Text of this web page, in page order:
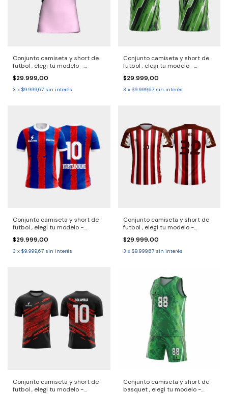
Conjunto camiseta y short de
futbol , elegi tu modelo -
consulta entrega 30/40 dias
$29.999,00
3 x $9.999,67 sin interés
Conjunto camiseta y short de
futbol , elegi tu modelo -
Consulta entrega 30/40 dias
$29.999,00
3 x $9.999,67 sin interés
Conjunto camiseta y short de
futbol , elegi tu modelo -
Consulta entrega 30/40 dias
$29.999,00
3 x $9.999,67 sin interés
Conjunto camiseta y short de
futbol , elegi tu modelo -
Consulta entrega 30/40 dias
$29.999,00
3 x $9.999,67 sin interés
Conjunto camiseta y short de
futbol , elegi tu modelo -
Conjunto camiseta y short de
basquet , elegi tu modelo -